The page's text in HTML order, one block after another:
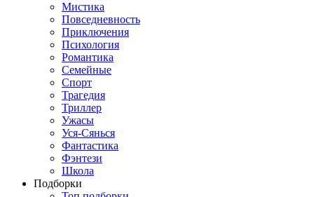
Мистика
Повседневность
Приключения
Психология
Романтика
Семейные
Спорт
Трагедия
Триллер
Ужасы
Уся-Сянься
Фантастика
Фэнтези
Школа
Подборки